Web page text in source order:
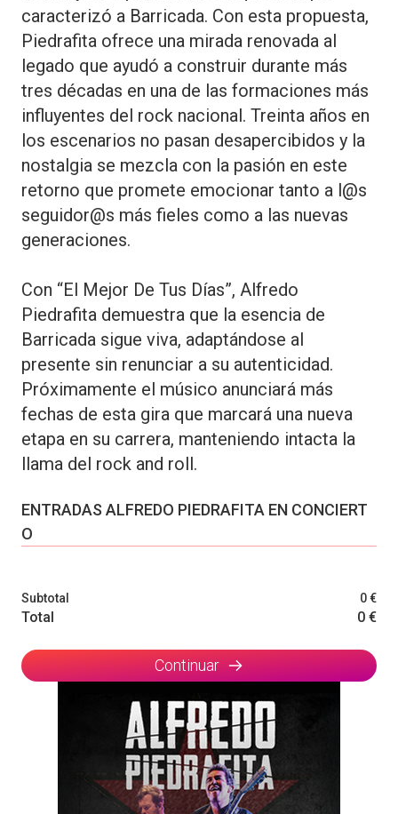
caracterizó a Barricada. Con esta propuesta,
Piedrafita ofrece una mirada renovada al
legado que ayudó a construir durante más
tres décadas en una de las formaciones más
influyentes del rock nacional. Treinta años en
los escenarios no pasan desapercibidos y la
nostalgia se mezcla con la pasión en este
retorno que promete emocionar tanto a l@s
seguidor@s más fieles como a las nuevas
generaciones.
Con “El Mejor De Tus Días”, Alfredo
Piedrafita demuestra que la esencia de
Barricada sigue viva, adaptándose al
presente sin renunciar a su autenticidad.
Próximamente el músico anunciará más
fechas de esta gira que marcará una nueva
etapa en su carrera, manteniendo intacta la
llama del rock and roll.
ENTRADAS ALFREDO PIEDRAFITA EN CONCIERT
O
Subtotal 0 €
Total 0 €
Continuar